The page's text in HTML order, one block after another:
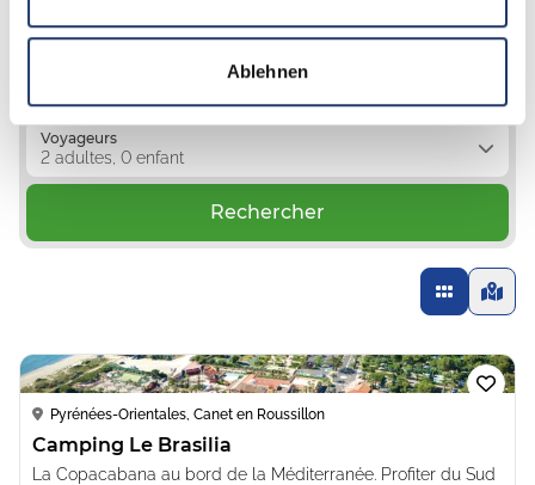
Ablehnen
Emplacement Hébergements
Voyageurs
2 adultes, 0 enfant
Rechercher
Loading...
Pyrénées-Orientales, Canet en Roussillon
Camping Le Brasilia
La Copacabana au bord de la Méditerranée. Profiter du Sud